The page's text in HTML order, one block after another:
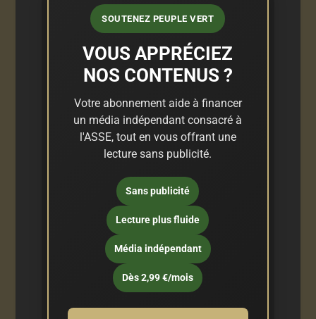
SOUTENEZ PEUPLE VERT
VOUS APPRÉCIEZ
NOS CONTENUS ?
Votre abonnement aide à financer
un média indépendant consacré à
l'ASSE, tout en vous offrant une
lecture sans publicité.
Sans publicité
Lecture plus fluide
Média indépendant
Dès 2,99 €/mois